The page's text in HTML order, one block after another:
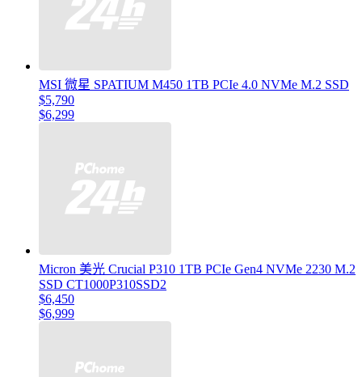
MSI 微星 SPATIUM M450 1TB PCIe 4.0 NVMe M.2 SSD
$5,790
$6,299
Micron 美光 Crucial P310 1TB PCIe Gen4 NVMe 2230 M.2
SSD CT1000P310SSD2
$6,450
$6,999